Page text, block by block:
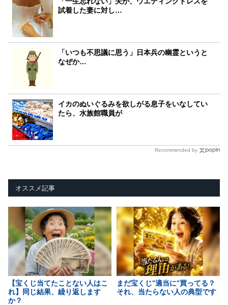
試着した妻に対し…
「いつも不思議に思う」日本兵の幽霊というと
なぜか…
イカのぬいぐるみを欲しがる息子をいなしてい
たら、水族館職員が
Recommended by
オススメ記事
【宝くじ当てたことない人はこ
れ】同じ結果、繰り返します
か？
まだ宝くじ“適当に”買ってる？
それ、当たらない人の典型です